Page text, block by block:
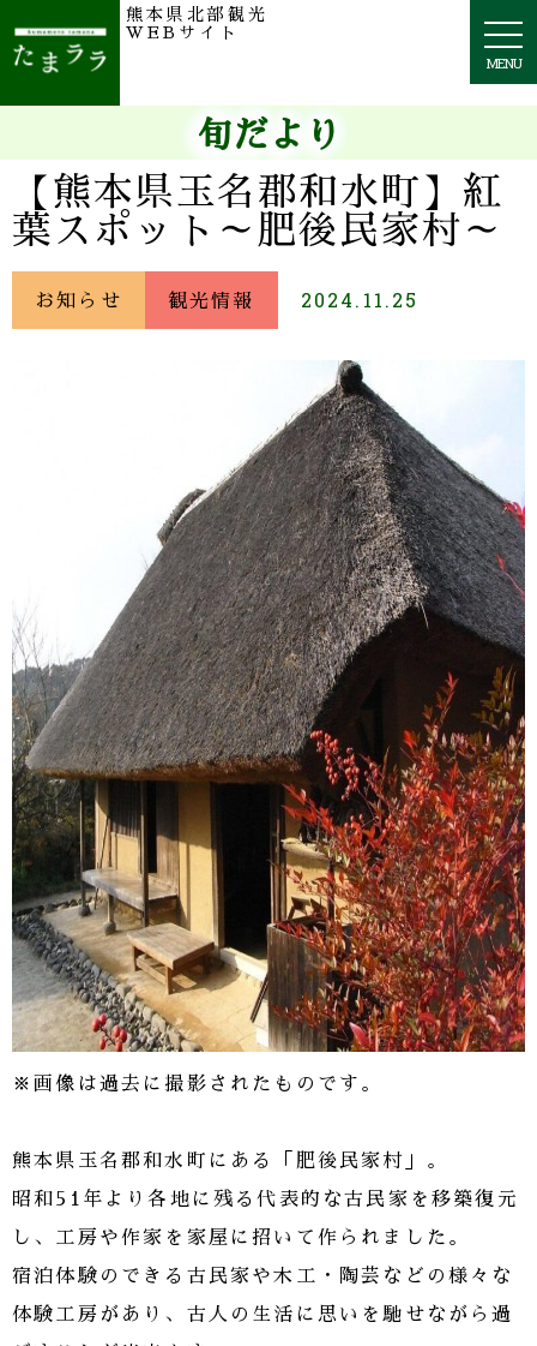
MENU
熊本県北部観光
WEBサイト
旬だより
【熊本県玉名郡和水町】紅
葉スポット～肥後民家村～
お知らせ 観光情報 2024.11.25
※画像は過去に撮影されたものです。
熊本県玉名郡和水町にある「肥後民家村」。
昭和51年より各地に残る代表的な古民家を移築復元
し、工房や作家を家屋に招いて作られました。
宿泊体験のできる古民家や木工・陶芸などの様々な
体験工房があり、古人の生活に思いを馳せながら過